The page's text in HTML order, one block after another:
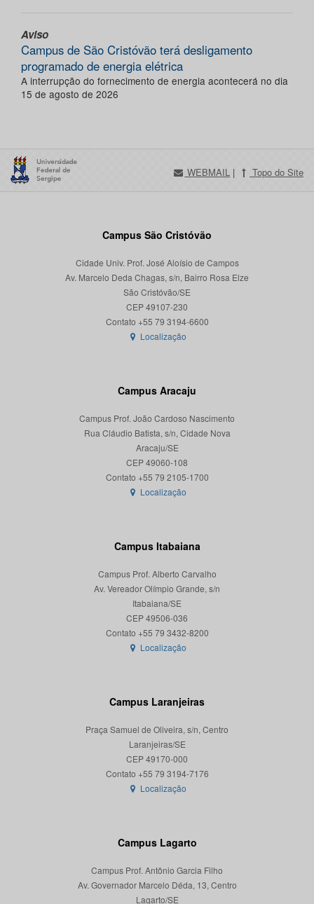
Aviso
Campus de São Cristóvão terá desligamento
programado de energia elétrica
A interrupção do fornecimento de energia acontecerá no dia
15 de agosto de 2026
WEBMAIL | Topo do Site
Campus São Cristóvão
Cidade Univ. Prof. José Aloísio de Campos
Av. Marcelo Deda Chagas, s/n, Bairro Rosa Elze
São Cristóvão/SE
CEP 49107-230
Localização
Campus Aracaju
Campus Prof. João Cardoso Nascimento
Rua Cláudio Batista, s/n, Cidade Nova
Aracaju/SE
CEP 49060-108
Localização
Campus Itabaiana
Campus Prof. Alberto Carvalho
Av. Vereador Olímpio Grande, s/n
Itabaiana/SE
CEP 49506-036
Localização
Campus Laranjeiras
Praça Samuel de Oliveira, s/n, Centro
Laranjeiras/SE
CEP 49170-000
Localização
Campus Lagarto
Campus Prof. Antônio Garcia Filho
Av. Governador Marcelo Déda, 13, Centro
Lagarto/SE